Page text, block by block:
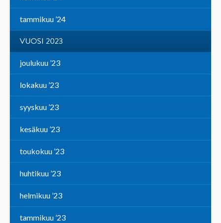
tammikuu ’24
VUOSI 2023
joulukuu ’23
lokakuu ’23
syyskuu ’23
kesäkuu ’23
toukokuu ’23
huhtikuu ’23
helmikuu ’23
tammikuu ’23